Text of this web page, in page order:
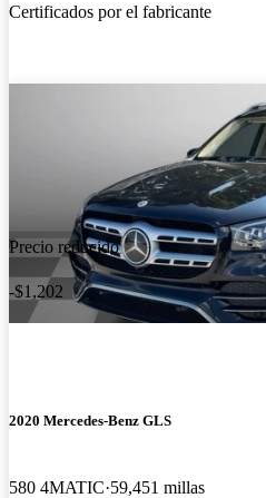
Certificados por el fabricante
Precio reducido
-$1,202
2020 Mercedes-Benz GLS
580 4MATIC 59,451 millas